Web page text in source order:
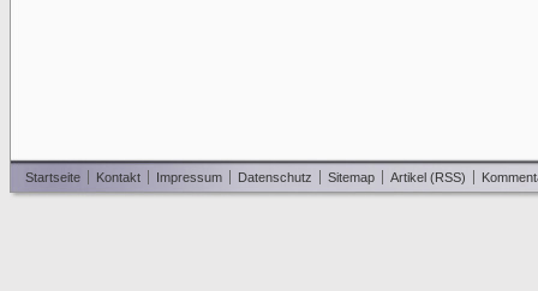
Startseite Kontakt Impressum Datenschutz Sitemap Artikel (RSS)